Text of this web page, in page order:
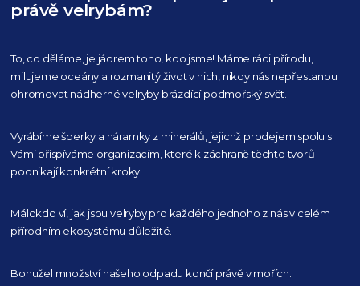
právě velrybám?
To, co děláme, je jádrem toho, kdo jsme! Máme rádi přírodu,
milujeme oceány a rozmanitý život v nich, nikdy nás nepřestanou
ohromovat nádherné velryby brázdící podmořský svět.
Vyrábíme šperky a náramky z minerálů, jejichž prodejem spolu s
Vámi přispíváme organizacím, které k záchraně těchto tvorů
podnikají konkrétní kroky.
Málokdo ví, jak jsou velryby pro každého jednoho z nás v celém
přírodním ekosystému důležité.
Bohužel množství našeho odpadu končí právě v mořích.